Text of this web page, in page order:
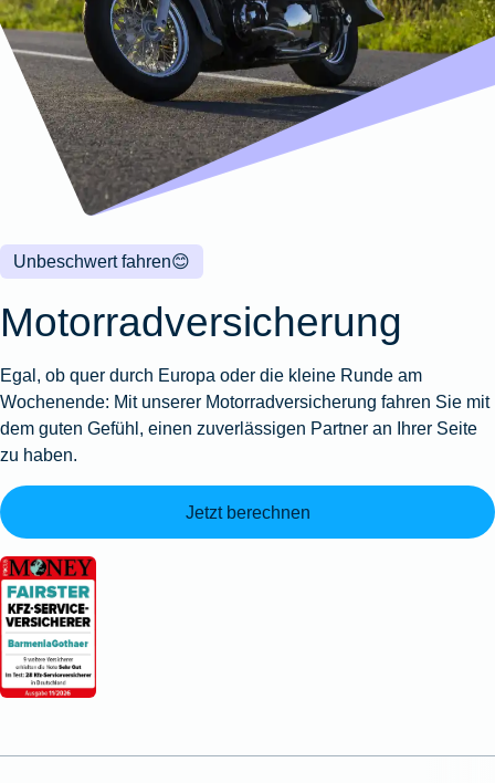
Wohnungsschutzbrief
Zur
Produktübersicht
Gewässerschadenhaftpflicht
Zur
Produktübersicht
Zur
Produktübersicht
Reisehaftpflichtversicherung
Reiserücktrittsversicherung
Zur
Produktübersicht
Zur
Produktübersicht
Zur
Produktübersicht
Zur
Produktübersicht
Montageversicherung
Zur
Produktübersicht
Gruppenunfall für
Betriebe
Gruppenunfall für
Vereine
Produktübersicht
Kunstversicherung
Ausstellungsversicherung
Valorenversicherung
Oldtimersammlungsversicherung
Zur
😊
Unbeschwert fahren
Motorradversicherung
Egal, ob quer durch Europa oder die kleine Runde am
Wochenende: Mit unserer Motorradversicherung fahren Sie mit
dem guten Gefühl, einen zuverlässigen Partner an Ihrer Seite
zu haben.
Jetzt berechnen